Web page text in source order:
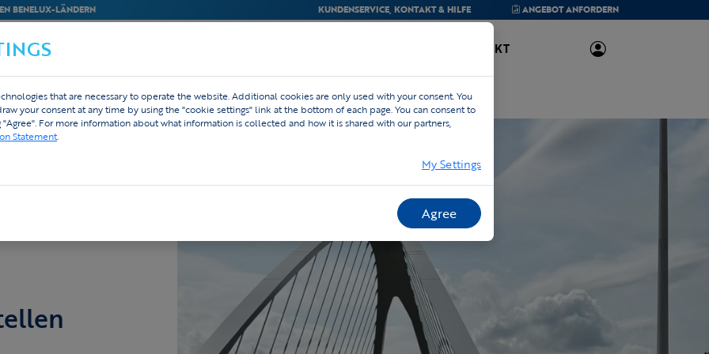
BENELUX-LÄNDERN KUNDENSERVICE, KONTAKT & HILFE ANGEBOTANFORDERN
BEDRIJVEN KONTAKT
that are necessary to operate the website. Additional cookies are only used with your consent. You
your consent at any time by using the "cookie settings" link at the bottom of each page. You can consent to
For more information about what information is collected and how it is shared with our partners,
Statement.
My Settings
Agree